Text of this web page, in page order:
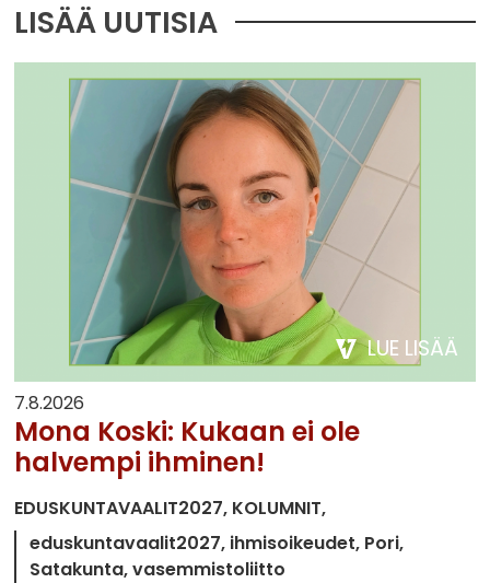
LISÄÄ UUTISIA
LUE LISÄÄ
7.8.2026
Mona Koski: Kukaan ei ole
halvempi ihminen!
EDUSKUNTAVAALIT2027 KOLUMNIT
eduskuntavaalit2027 ihmisoikeudet Pori
Satakunta vasemmistoliitto